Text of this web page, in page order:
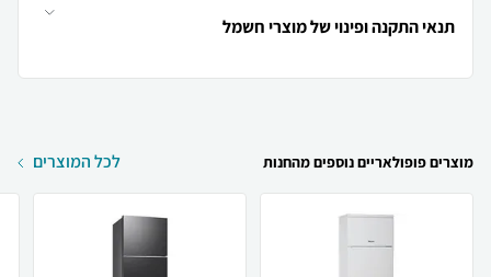
תנאי התקנה ופינוי של מוצרי חשמל
מוצרים פופולאריים נוספים מהחנות לכל המוצרים